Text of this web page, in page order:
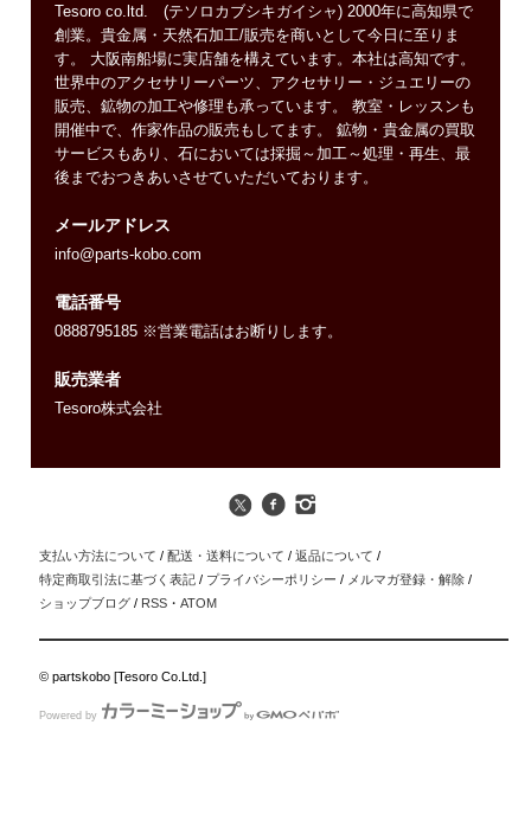
Tesoro co.ltd. (テソロカブシキガイシャ) 2000年に高知県で
創業。貴金属・天然石加工/販売を商いとして今日に至りま
す。 大阪南船場に実店舗を構えています。本社は高知です。
世界中のアクセサリーパーツ、アクセサリー・ジュエリーの
販売、鉱物の加工や修理も承っています。 教室・レッスンも
開催中で、作家作品の販売もしてます。 鉱物・貴金属の買取
サービスもあり、石においては採掘～加工～処理・再生、最
後までおつきあいさせていただいております。
メールアドレス
info@parts-kobo.com
電話番号
0888795185 ※営業電話はお断りします。
販売業者
Tesoro株式会社
支払い方法について / 配送・送料について / 返品について /
特定商取引法に基づく表記 / プライバシーポリシー / メルマガ登録・解除 /
ショップブログ / RSS ・ATOM
© partskobo [Tesoro Co.Ltd.]
Powered by